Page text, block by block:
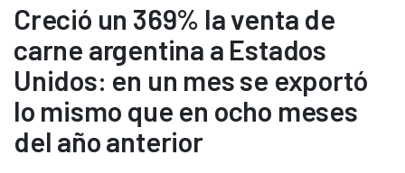
Creció un 369% la venta de
carne argentina a Estados
Unidos: en un mes se exportó
lo mismo que en ocho meses
del año anterior